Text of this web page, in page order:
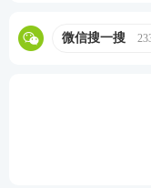
可以，报考第二个
微信搜一搜